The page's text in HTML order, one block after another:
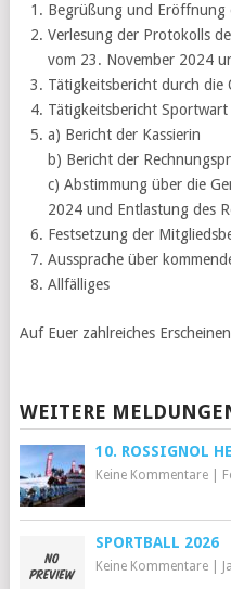
Begrüßung und Eröffnung
Verlesung der Protokolls
vom 23. November 2024
Tätigkeitsbericht durch die
Tätigkeitsbericht Sportwart
a) Bericht der Kassierin
b) Bericht der
c) Abstimmung über die
2024 und Entlastung des
Festsetzung der
Aussprache über
Allfälliges
Auf Euer zahlreiches
WEITERE
10. ROSSIGNOL
Keine Kommentare|
SPORTBALL 2026
Keine Kommentare|